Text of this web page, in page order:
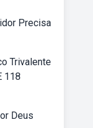
Precisa
Trivalente
118
Deus